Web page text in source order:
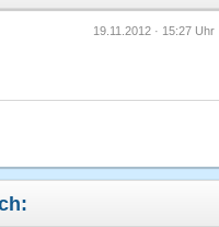
19.11.2012 · 15:27 Uhr